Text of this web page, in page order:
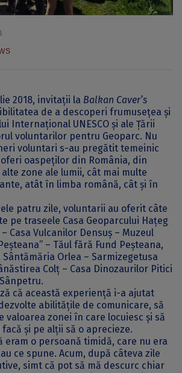
2018, invitații la Balkan Caver’s
de a descoperi frumusețea și
Internațional UNESCO și ale Țării
voluntarilor pentru Geoparc. Nu
voluntari s-au pregătit temeinic
oaspeților din România, din
zone ale lumii, cât mai multe
atât în limba română, cât și în
patru zile, voluntarii au oferit câte
pe traseele Casa Geoparcului Hațeg
Casa Vulcanilor Densuș – Muzeul
– Tăul fără Fund Peșteana,
Orlea – Sarmizegetusa
Colț – Casa Dinozaurilor Pitici
că această experiență i-a ajutat
abilitățile de comunicare, să
valoarea zonei în care locuiesc și să
și pe alții să o aprecieze.
eram o persoană timidă, care nu era
ce spune. Acum, după câteva zile
simt că pot să mă descurc chiar